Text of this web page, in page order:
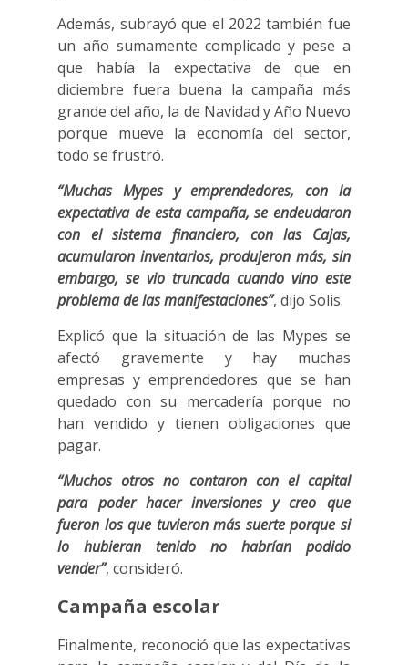
Además, subrayó que el 2022 también fue
un año sumamente complicado y pese a
que había la expectativa de que en
diciembre fuera buena la campaña más
grande del año, la de Navidad y Año Nuevo
porque mueve la economía del sector,
todo se frustró.
“Muchas Mypes y emprendedores, con la
expectativa de esta campaña, se endeudaron
con el sistema financiero, con las Cajas,
acumularon inventarios, produjeron más, sin
embargo, se vio truncada cuando vino este
problema de las manifestaciones”, dijo Solis.
Explicó que la situación de las Mypes se
afectó gravemente y hay muchas
empresas y emprendedores que se han
quedado con su mercadería porque no
han vendido y tienen obligaciones que
pagar.
“Muchos otros no contaron con el capital
para poder hacer inversiones y creo que
fueron los que tuvieron más suerte porque si
lo hubieran tenido no habrían podido
vender”, consideró.
Campaña escolar
Finalmente, reconoció que las expectativas